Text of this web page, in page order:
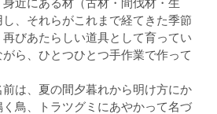
、それらがこれまで経てきた季節
びあたらしい道具として育ってい
ら、ひとつひとつ手作業で作って
は、夏の間夕暮れから明け方にか
鳥、トラツグミにあやかって名づ